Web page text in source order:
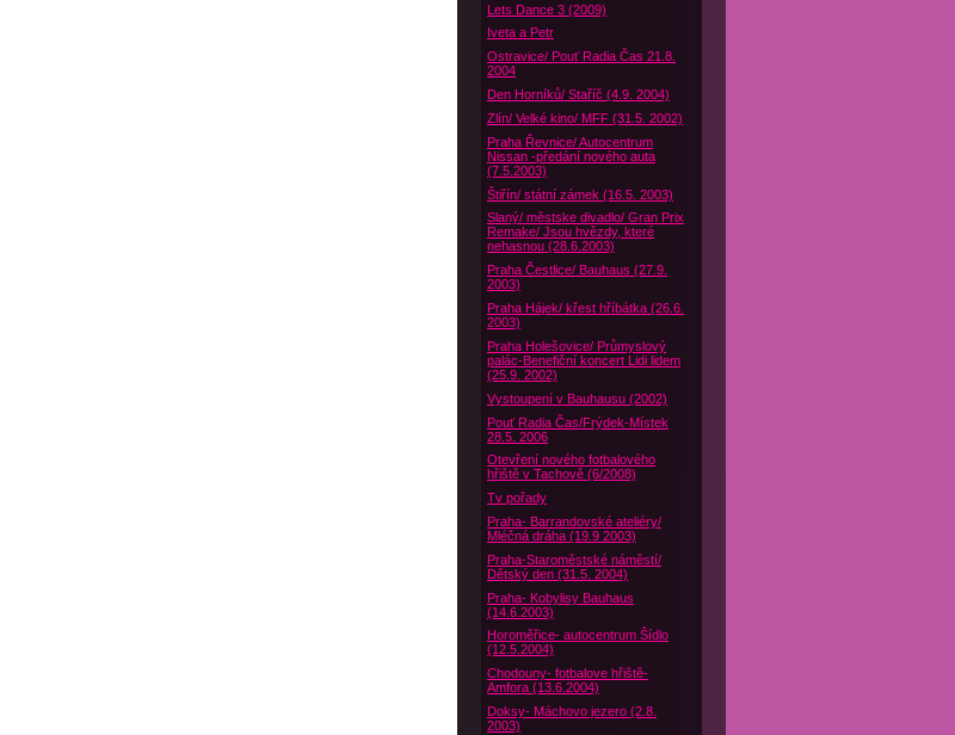
Lets Dance 3 (2009)
Iveta a Petr
Ostravice/ Pouť Radia Čas 21.8.
2004
Den Horníků/ Staříč (4.9. 2004)
Zlín/ Velké kino/ MFF (31.5. 2002)
Praha Řevnice/ Autocentrum
Nissan -předání nového auta
(7.5.2003)
Štiřín/ státní zámek (16.5. 2003)
Slaný/ městske divadlo/ Gran Prix
Remake/ Jsou hvězdy, které
nehasnou (28.6.2003)
Praha Čestlice/ Bauhaus (27.9.
2003)
Praha Hájek/ křest hříbátka (26.6.
2003)
Praha Holešovice/ Průmyslový
palác-Benefiční koncert Lidi lidem
(25.9. 2002)
Vystoupení v Bauhausu (2002)
Pouť Radia Čas/Frýdek-Místek
28.5. 2006
Otevření nového fotbalového
hřiště v Tachově (6/2008)
Tv pořady
Praha- Barrandovské ateliéry/
Mléčná dráha (19.9 2003)
Praha-Staroměstské náměstí/
Dětský den (31.5. 2004)
Praha- Kobylisy Bauhaus
(14.6.2003)
Horoměřice- autocentrum Šídlo
(12.5.2004)
Chodouny- fotbalove hřiště-
Amfora (13.6.2004)
Doksy- Máchovo jezero (2.8.
2003)